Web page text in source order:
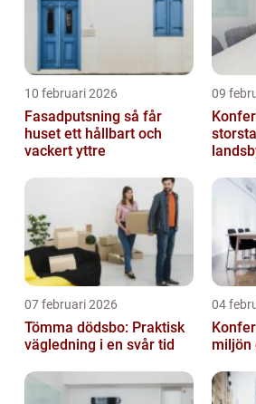
10 februari 2026
Fasadputsning så får
huset ett hållbart och
vackert yttre
09
07 februari 2026
Tömma dödsbo: Praktisk
vägledning i en svår tid
04
miljön